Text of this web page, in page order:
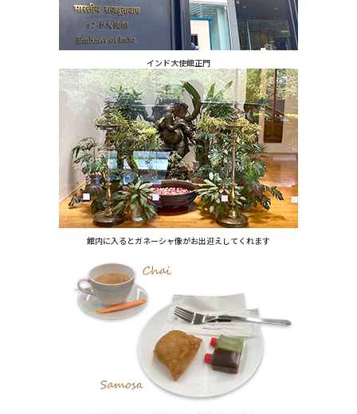
インド大使館正門
館内に入るとガネーシャ像がお出迎えしてくれます